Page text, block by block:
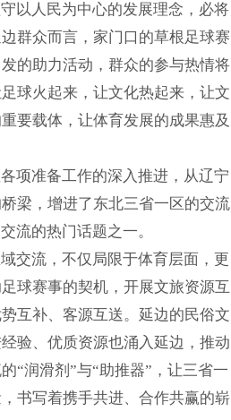
以人民为中心的发展理念，必将
群众而言，家门口的草根足球赛
的助力活动，群众的参与热情将
球火起来，让文化热起来，让文
要载体，让体育发展的成果惠及
项准备工作的深入推进，从辽宁
梁，增进了东北三省一区的交流
流的热门话题之一。
交流，不仅局限于体育层面，更
球赛事的契机，开展文旅资源互
互补、客源互送。延边的民俗文
验、优质资源也涌入延边，推动
“润滑剂”与“助推器”，让三省一
书写着携手共进、合作共赢的崭